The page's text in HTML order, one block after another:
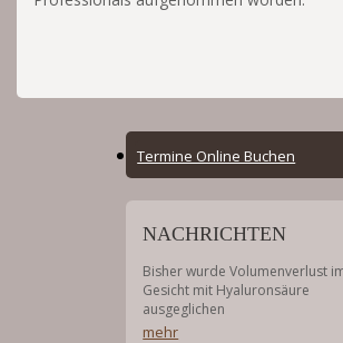
Online
Menu
Termine Online Buchen
NACHRICHTEN
Bisher wurde Volumenverlust
Gesicht mit Hyaluronsäure
ausgeglichen
mehr